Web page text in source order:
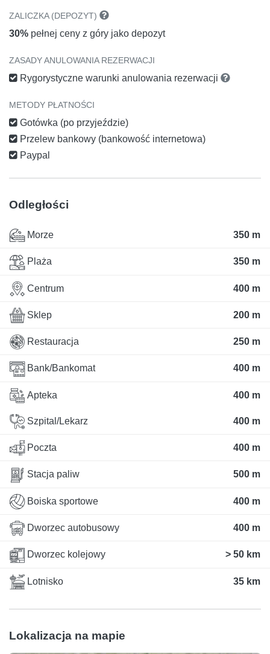
ZALICZKA (DEPOZYT)
30% pełnej ceny z góry jako depozyt
ZASADY ANULOWANIA REZERWACJI
Rygorystyczne warunki anulowania rezerwacji
METODY PŁATNOŚCI
Gotówka (po przyjeździe)
Przelew bankowy (bankowość internetowa)
Paypal
Odległości
Morze 350 m
Plaża 350 m
Centrum 400 m
Sklep 200 m
Restauracja 250 m
Bank/Bankomat 400 m
Apteka 400 m
Szpital/Lekarz 400 m
Poczta 400 m
Stacja paliw 500 m
Boiska sportowe 400 m
Dworzec autobusowy 400 m
Dworzec kolejowy > 50 km
Lotnisko 35 km
Lokalizacja na mapie